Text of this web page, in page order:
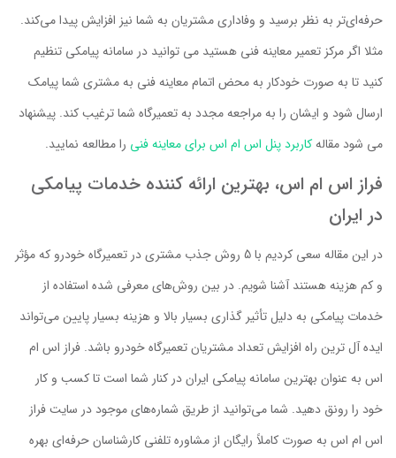
حرفه‌ای‌تر به نظر برسید و وفاداری مشتریان به شما نیز افزایش پیدا می‌کند.
مثلا اگر مرکز تعمیر معاینه فنی هستید می توانید در سامانه پیامکی تنظیم
کنید تا به صورت خودکار به محض اتمام معاینه فنی به مشتری شما پیامک
ارسال شود و ایشان را به مراجعه مجدد به تعمیرگاه شما ترغیب کند. پیشنهاد
می شود مقالهکاربرد پنل اس ام اس برای معاینه فنی را مطالعه نمایید.
فراز اس ام اس، بهترین ارائه کننده خدمات پیامکی
در ایران
در این مقاله سعی کردیم با 5 روش جذب مشتری در تعمیرگاه خودرو که مؤثر
و کم هزینه هستند آشنا شویم. در بین روش‌های معرفی شده استفاده از
خدمات پیامکی به دلیل تأثیر گذاری بسیار بالا و هزینه بسیار پایین می‌تواند
ایده آل ترین راه افزایش تعداد مشتریان تعمیرگاه خودرو باشد. فراز اس ام
اس به عنوان بهترین سامانه پیامکی ایران در کنار شما است تا کسب و کار
خود را رونق دهید. شما می‌توانید از طریق شماره‌های موجود در سایت فراز
اس ام اس به صورت کاملاً رایگان از مشاوره تلفنی کارشناسان حرفه‌ای بهره